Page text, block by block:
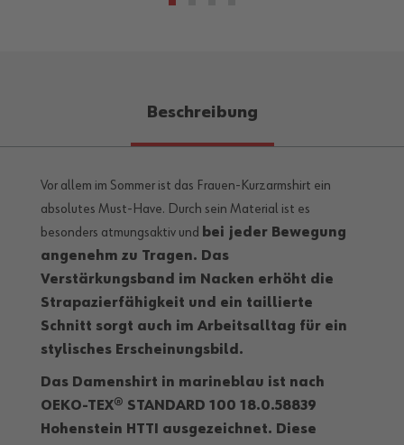
Beschreibung
Vor allem im Sommer ist das Frauen-Kurzarmshirt ein
absolutes Must-Have. Durch sein Material ist es
besonders atmungsaktiv und bei jeder Bewegung
angenehm zu Tragen. Das
Verstärkungsband im Nacken erhöht die
Strapazierfähigkeit und ein taillierte
Schnitt sorgt auch im Arbeitsalltag für ein
stylisches Erscheinungsbild.
Das Damenshirt in marineblau ist nach
OEKO-TEX® STANDARD 100 18.0.58839
Hohenstein HTTI ausgezeichnet. Diese